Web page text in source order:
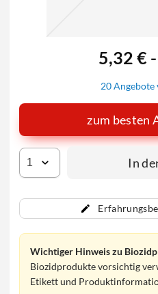
5,32 €
20 Angebote
zum besten
In
Wichtiger Hinweis zu
Biozidprodukte vorsichtig
Etikett und